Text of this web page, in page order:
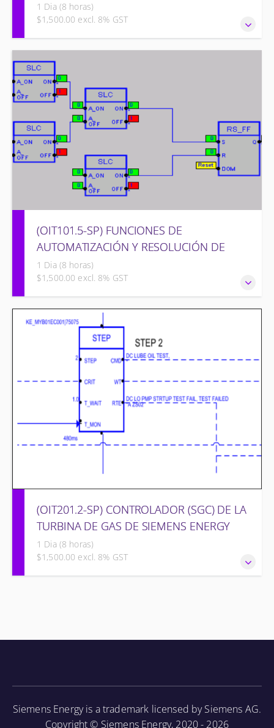
1 Dia (8 horas)
$1,500.00 excl. 8% GST
(OIT101.5-SP) FUNCIONES DE
AUTOMATIZACIÓN Y RESOLUCIÓN DE
PROBLEMAS – OMNIVISE-T3000
1 Dia (8 horas)
$1,500.00 excl. 8% GST
FUNCIONES DE AUTOMATIZACIÓN Y RESOLUCIÓN DE
PROBLEMAS – OMNIVISE-T3000
(OIT201.2-SP) CONTROLADOR (SGC) DE LA
TURBINA DE GAS DE SIEMENS ENERGY
1 Dia (8 horas)
$1,500.00 excl. 8% GST
Siemens Energy is a trademark licensed by Siemens AG.
Copyright © Siemens Energy, 2020 - 2026